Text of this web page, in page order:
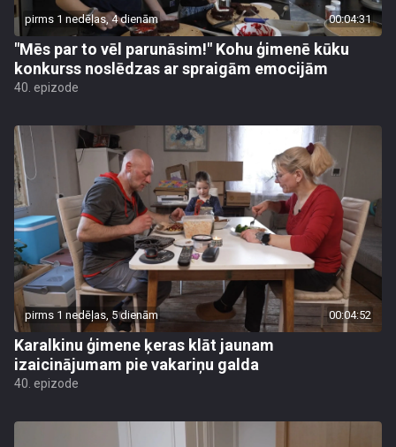
pirms 1 nedēļas, 4 dienām 00:04:31
"Mēs par to vēl parunāsim!" Kohu ģimenē kūku
konkurss noslēdzas ar spraigām emocijām
40. epizode
pirms 1 nedēļas, 5 dienām 00:04:52
Karalkinu ģimene ķeras klāt jaunam
izaicinājumam pie vakariņu galda
40. epizode